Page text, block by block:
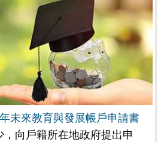
未來教育與發展帳戶申請書
向戶籍所在地政府提出申